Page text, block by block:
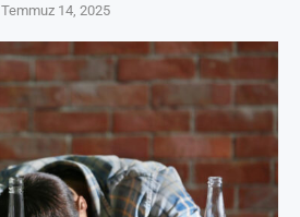
Temmuz 14, 2025